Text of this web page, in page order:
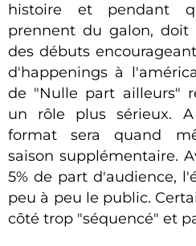
histoire et pendant
prennent du galon, doit
des débuts
d'happenings à
de "Nulle part ailleurs"
un rôle plus sérieux.
format sera quand
saison supplémentaire.
5% de part d'audience,
peu à peu le public.
côté trop "séquencé" et